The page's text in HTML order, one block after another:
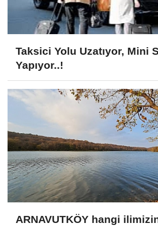
Taksici Yolu Uzatıyor, Mini
Yapıyor..!
ARNAVUTKÖY hangi